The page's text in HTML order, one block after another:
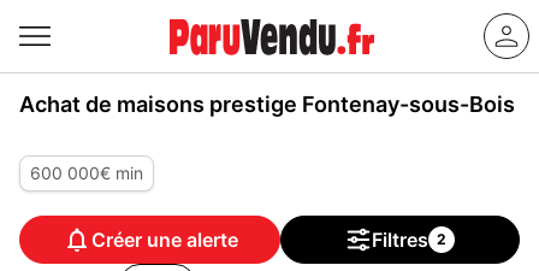
Achat de maisons prestige Fontenay-sous-Bois
600 000€ min
Créer une alerte Filtres 2